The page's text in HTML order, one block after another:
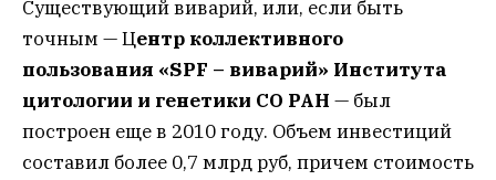
Существующий виварий, или, если быть
точным — Центр коллективного
пользования «SPF – виварий» Института
цитологии и генетики СО РАН — был
построен еще в 2010 году. Объем инвестиций
составил более 0,7 млрд руб, причем стоимость